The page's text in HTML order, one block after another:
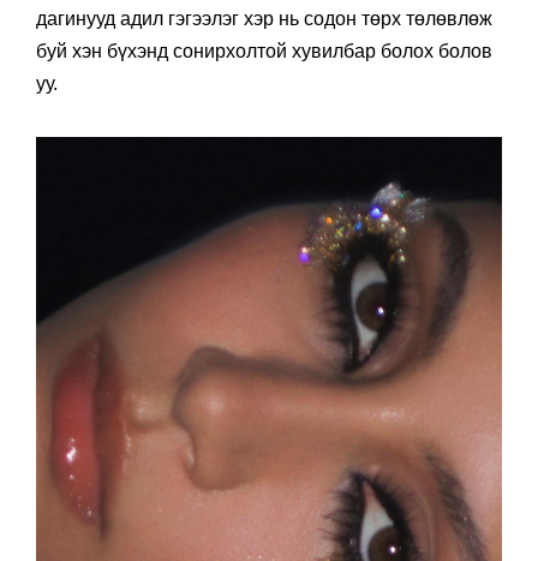
дагинууд адил гэгээлэг хэр нь содон төрх төлөвлөж
буй хэн бүхэнд сонирхолтой хувилбар болох болов
уу.